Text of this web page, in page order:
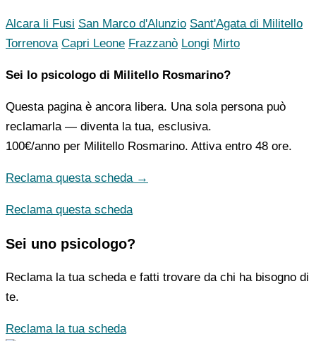
Alcara li Fusi San Marco d'Alunzio Sant'Agata di Militello
Torrenova Capri Leone Frazzanò Longi Mirto
Sei lo psicologo di Militello Rosmarino?
Questa pagina è ancora libera. Una sola persona può
reclamarla — diventa la tua, esclusiva.
100€/anno per Militello Rosmarino. Attiva entro 48 ore.
Reclama questa scheda →
Reclama questa scheda
Sei uno psicologo?
Reclama la tua scheda e fatti trovare da chi ha bisogno di
te.
Reclama la tua scheda